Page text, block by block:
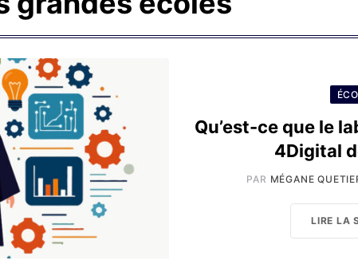
Qu’est-ce que le
4Digital
PAR MÉGANE
LIRE LA